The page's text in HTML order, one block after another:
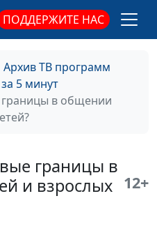
ПОДДЕРЖИТЕ НАС
Архив ТВ программ
5 минут
границы в общении
границы в
и взрослых 12+
Юлия Синицына,
Юлия Синицына,
Айгуль Иншакова,
Иншакова,